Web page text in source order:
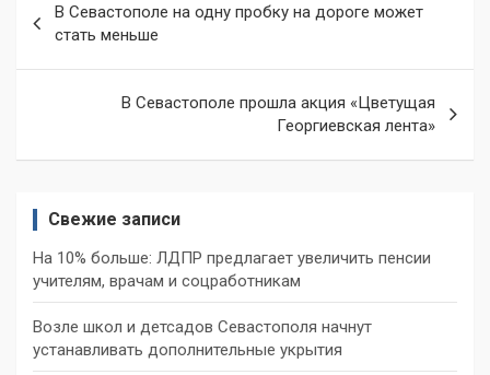
по
записям
В Севастополе на одну пробку на дороге может
стать меньше
В Севастополе прошла акция «Цветущая
Георгиевская лента»
Свежие записи
На 10% больше: ЛДПР предлагает увеличить пенсии
учителям, врачам и соцработникам
Возле школ и детсадов Севастополя начнут
устанавливать дополнительные укрытия